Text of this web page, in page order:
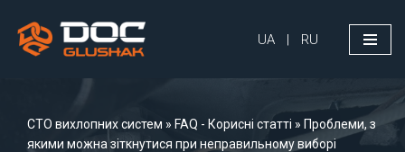
Перейти
UA | RU
СТО вихлопних систем » FAQ - Корисні статті » Проблеми, з
якими можна зіткнутися при неправильному виборі